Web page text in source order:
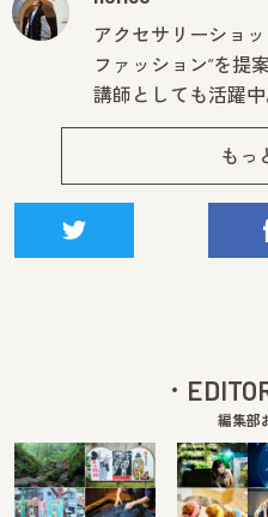
アクセサリーショ
ファッション”を提
講師としても活躍中
もっ
編集部